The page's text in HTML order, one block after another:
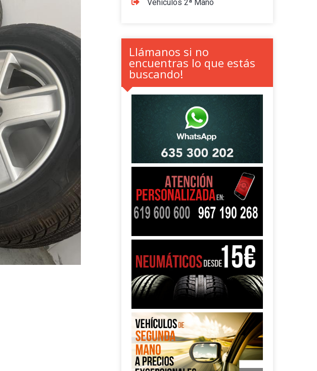
Vehículos 2ª Mano
Llámanos si no
encuentras lo que estás
buscando!